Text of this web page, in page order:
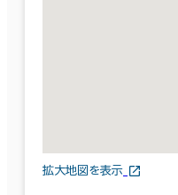
拡大地図を表示